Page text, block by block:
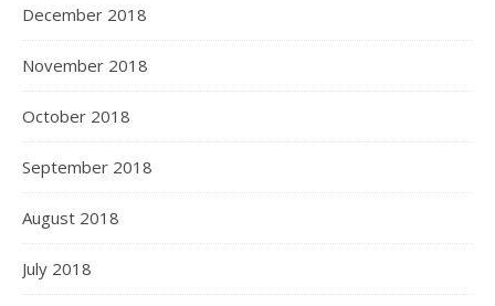
December 2018
November 2018
October 2018
September 2018
August 2018
July 2018